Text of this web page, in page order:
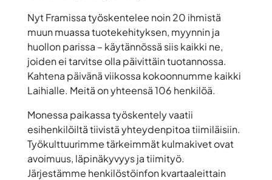
Nyt Framissa työskentelee noin 20 ihmistä
muun muassa tuotekehityksen, myynnin ja
huollon parissa – käytännössä siis kaikki ne,
joiden ei tarvitse olla päivittäin tuotannossa.
Kahtena päivänä viikossa kokoonnumme kaikki
Laihialle. Meitä on yhteensä 106 henkilöä.
Monessa paikassa työskentely vaatii
esihenkilöiltä tiivistä yhteydenpitoa tiimiläisiin.
Työkulttuurimme tärkeimmät kulmakivet ovat
avoimuus, läpinäkyvyys ja tiimityö.
Järjestämme henkilöstöinfon kvartaaleittain